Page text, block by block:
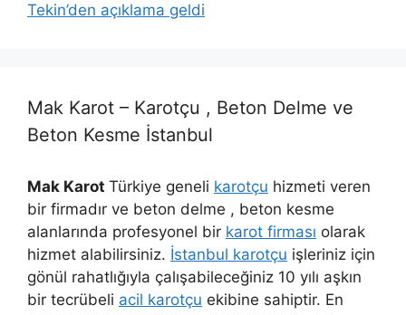
Tekin’den açıklama geldi
Mak Karot – Karotçu , Beton Delme ve
Beton Kesme İstanbul
Mak Karot Türkiye geneli karotçu hizmeti veren
bir firmadır ve beton delme , beton kesme
alanlarında profesyonel bir karot firması olarak
hizmet alabilirsiniz. İstanbul karotçu işleriniz için
gönül rahatlığıyla çalışabileceğiniz 10 yılı aşkın
bir tecrübeli acil karotçu ekibine sahiptir. En